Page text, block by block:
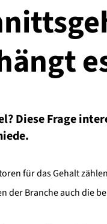
Diese Frage
für das Gehalt
der Branche auch die